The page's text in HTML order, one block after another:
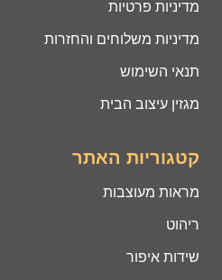
מדיניות פרטיות
מדיניות משלוחים והחזרות
תנאי השימוש
מגזין עיצוב הבית
קטגוריות האתר
מראות מעוצבות
ריהוט
שידות איפור